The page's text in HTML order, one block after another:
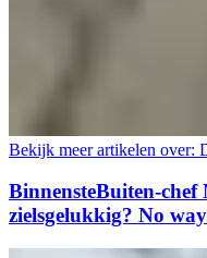
Bekijk meer artikelen over:
BinnensteBuiten-
zielsgelukkig? No